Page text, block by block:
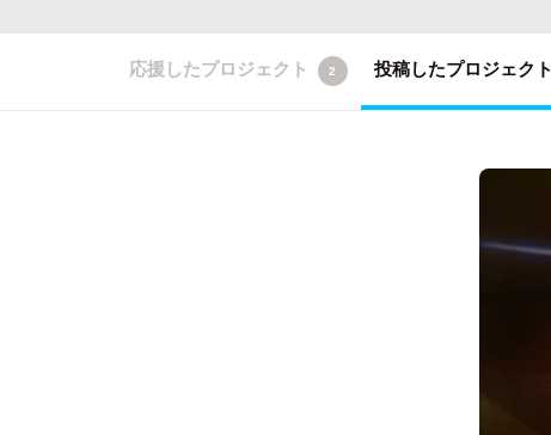
応援したプロジェクト 2 投稿したプロジェクト